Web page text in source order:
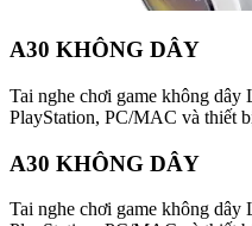
A30 KHÔNG DÂY
Tai nghe chơi game không
PlayStation, PC/MAC và thiết
A30 KHÔNG DÂY
Tai nghe chơi game không